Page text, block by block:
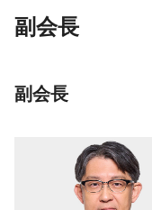
副会長
副会長